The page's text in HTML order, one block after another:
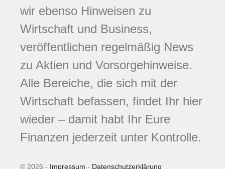
wir ebenso Hinweisen zu
Wirtschaft und Business,
veröffentlichen regelmäßig News
zu Aktien und Vorsorgehinweise.
Alle Bereiche, die sich mit der
Wirtschaft befassen, findet Ihr hier
wieder – damit habt Ihr Eure
Finanzen jederzeit unter Kontrolle.
© 2026 - Impressum - Datenschutzerklärung